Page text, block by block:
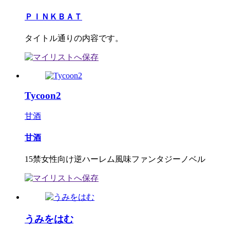
ＰＩＮＫＢＡＴ
タイトル通りの内容です。
Tycoon2
甘酒
甘酒
15禁女性向け逆ハーレム風味ファンタジーノベル
うみをはむ